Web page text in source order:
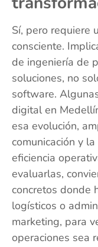
Sí, pero requiere
consciente.
de ingeniería de
soluciones, no
software.
digital en
esa evolución,
comunicación y
eficiencia
evaluarlas,
concretos donde
logísticos o
marketing, para
operaciones sea